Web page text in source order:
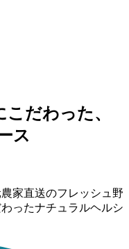
こだわった、
ス
家直送のフレッシュ野
ったナチュラルヘルシ